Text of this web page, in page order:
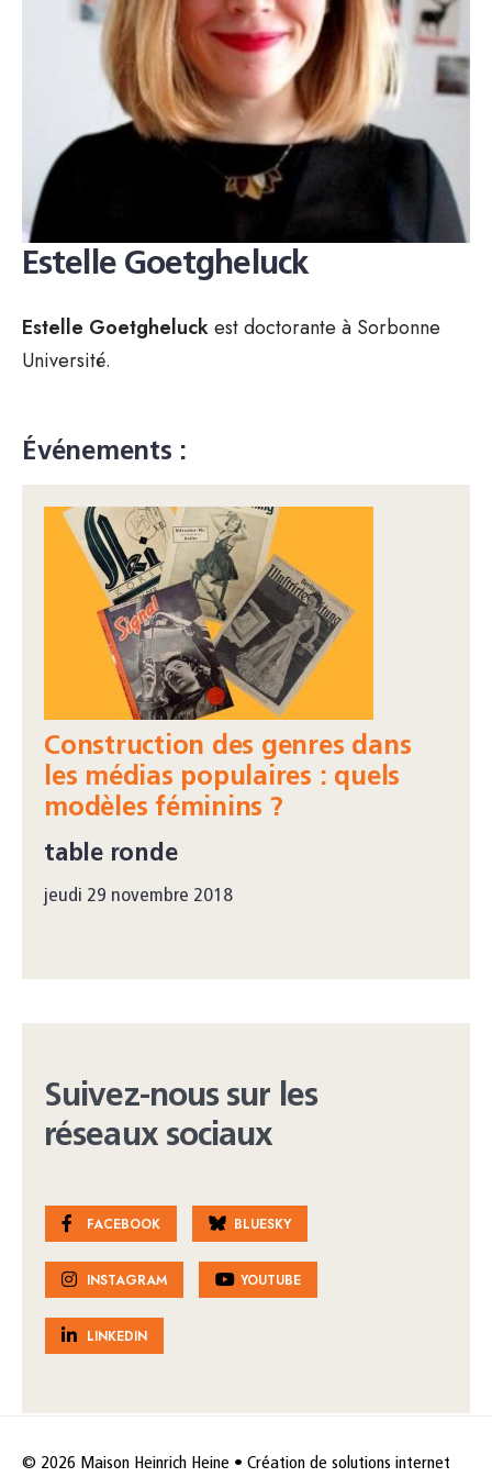
Estelle Goetgheluck
Estelle Goetgheluckest doctorante à Sorbonne
Université.
Événements :
Construction des genres dans
les médias populaires : quels
modèles féminins ?
table ronde
jeudi 29 novembre 2018
Suivez-nous sur les
réseaux sociaux
FACEBOOK BLUESKY
INSTAGRAM YOUTUBE
LINKEDIN
© 2026 Maison Heinrich Heine • Création de solutions internet